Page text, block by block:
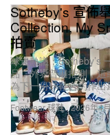
Footwear 球鞋
Sotheby's 宣佈
Collection, My
拍賣
球迷熱議：Sotheby’s
品，外界普遍推測，
為下一份球鞋合約作出
2026年4